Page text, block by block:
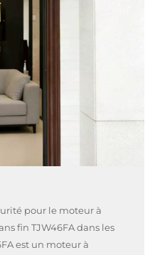
pour le moteur à
fin TJW46FA dans les
est un moteur à